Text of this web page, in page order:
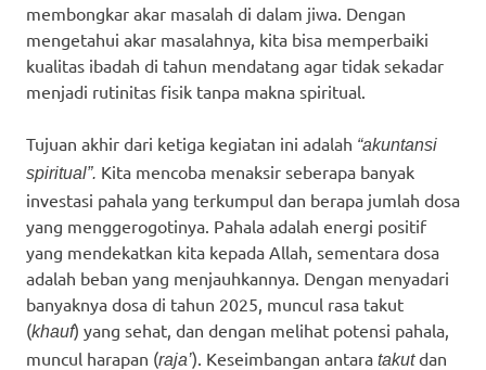
membongkar akar masalah di dalam jiwa. Dengan
mengetahui akar masalahnya, kita bisa memperbaiki
kualitas ibadah di tahun mendatang agar tidak sekadar
menjadi rutinitas fisik tanpa makna spiritual.
Tujuan akhir dari ketiga kegiatan ini adalah “akuntansi
spiritual”. Kita mencoba menaksir seberapa banyak
investasi pahala yang terkumpul dan berapa jumlah dosa
yang menggerogotinya. Pahala adalah energi positif
yang mendekatkan kita kepada Allah, sementara dosa
adalah beban yang menjauhkannya. Dengan menyadari
banyaknya dosa di tahun 2025, muncul rasa takut
(khauf) yang sehat, dan dengan melihat potensi pahala,
muncul harapan (raja’). Keseimbangan antara takutdan